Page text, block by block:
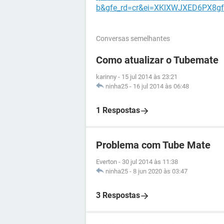
Conversas semelhantes
Como atualizar o Tubemate
karinny - 15 jul 2014 às 23:21
ninha25 - 16 jul 2014 às 06:48
1 Respostas
Problema com Tube Mate
Everton - 30 jul 2014 às 11:38
ninha25 - 8 jun 2020 às 03:47
3 Respostas